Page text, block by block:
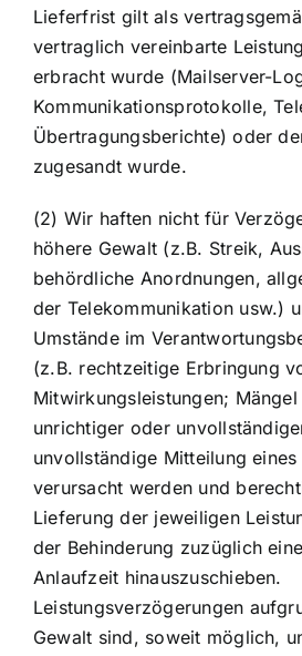
Lieferfrist gilt als
vertraglich vereinbarte
erbracht wurde (Mailserver-
Kommunikationsprotokolle,
Übertragungsberichte) oder
zugesandt wurde.
(2) Wir haften nicht für
höhere Gewalt (z.B. Streik,
behördliche Anordnungen,
der Telekommunikation usw.)
Umstände im
(z.B. rechtzeitige Erbringung
Mitwirkungsleistungen;
unrichtiger oder
unvollständige Mitteilung
verursacht werden und
Lieferung der jeweiligen
der Behinderung zuzüglich
Anlaufzeit hinauszuschieben.
Leistungsverzögerungen
Gewalt sind, soweit möglich,